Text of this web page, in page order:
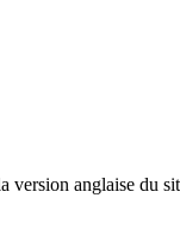
anglaise du